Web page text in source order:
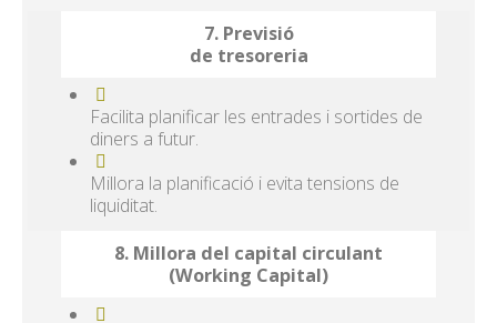
7. Previsió
de tresoreria
Facilita planificar les entrades i sortides de
diners a futur.
Millora la planificació i evita tensions de
liquiditat.
8. Millora del capital circulant
(Working Capital)